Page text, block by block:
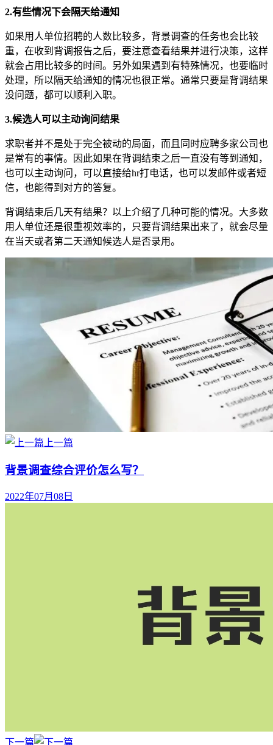
2.有些情况下会隔天给通知
如果用人单位招聘的人数比较多，背景调查的任务也会比较
重，在收到背调报告之后，要注意查看结果并进行决策，这样
就会占用比较多的时间。另外如果遇到有特殊情况，也要临时
处理，所以隔天给通知的情况也很正常。通常只要是背调结果
没问题，都可以顺利入职。
3.候选人可以主动询问结果
求职者并不是处于完全被动的局面，而且同时应聘多家公司也
是常有的事情。因此如果在背调结束之后一直没有等到通知，
也可以主动询问，可以直接给hr打电话，也可以发邮件或者短
信，也能得到对方的答复。
背调结束后几天有结果？以上介绍了几种可能的情况。大多数
用人单位还是很重视效率的，只要背调结果出来了，就会尽量
在当天或者第二天通知候选人是否录用。
上一篇
背景调查综合评价怎么写？
2022年07月08日
下一篇